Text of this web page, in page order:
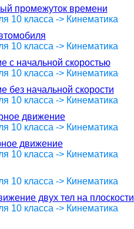
промежуток времени
10 класса -> Кинематика
10 класса -> Кинематика
с начальной скоростью
10 класса -> Кинематика
без начальной скорости
10 класса -> Кинематика
движение
10 класса -> Кинематика
движение
10 класса -> Кинематика
10 класса -> Кинематика
двух тел на плоскости
10 класса -> Кинематика